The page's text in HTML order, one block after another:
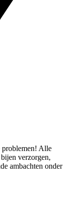
Alle
verzorgen,
ambachten onder